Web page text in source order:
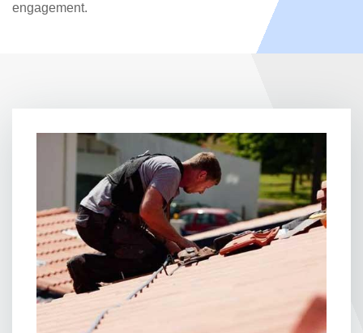
engagement.